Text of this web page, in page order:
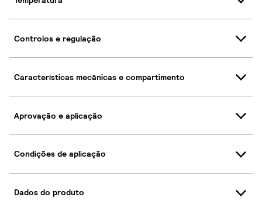
Controlos e regulação
Características mecânicas e compartimento
Aprovação e aplicação
Condições de aplicação
Dados do produto